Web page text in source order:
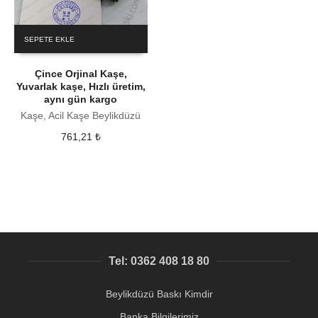
SEPETE EKLE
Çince Orjinal Kaşe,
Yuvarlak kaşe, Hızlı üretim,
aynı gün kargo
Kaşe, Acil Kaşe Beylikdüzü
761,21 ₺
Tel: 0362 408 18 80
Beylikdüzü Baskı Kimdir